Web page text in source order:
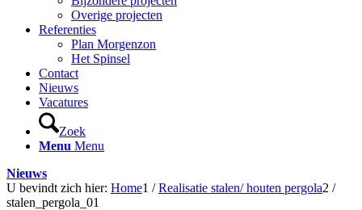
Overige projecten
Referenties
Plan Morgenzon
Het Spinsel
Contact
Nieuws
Vacatures
Zoek
Menu Menu
Nieuws
U bevindt zich hier: Home1 / Realisatie stalen/ houten pergola2 /
stalen_pergola_01